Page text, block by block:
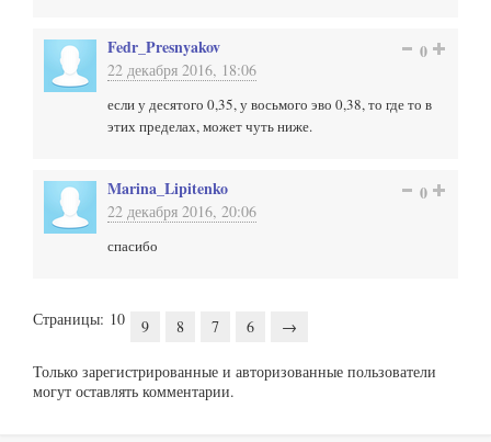
Fedr_Presnyakov
22 декабря 2016, 18:06
0
если у десятого 0,35, у восьмого эво 0,38, то где то в
этих пределах, может чуть ниже.
Marina_Lipitenko
22 декабря 2016, 20:06
0
спасибо
Страницы: 10 9 8 7 6 →
Только зарегистрированные и авторизованные пользователи
могут оставлять комментарии.